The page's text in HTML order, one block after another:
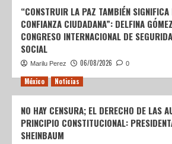
“CONSTRUIR LA PAZ TAMBIÉN
CONFIANZA CIUDADANA”: DELFINA
CONGRESO INTERNACIONAL DE
SOCIAL
Marilu Perez 06/08/2026 0
México Noticias
NO HAY CENSURA; EL DERECHO DE LAS
PRINCIPIO CONSTITUCIONAL:
SHEINBAUM